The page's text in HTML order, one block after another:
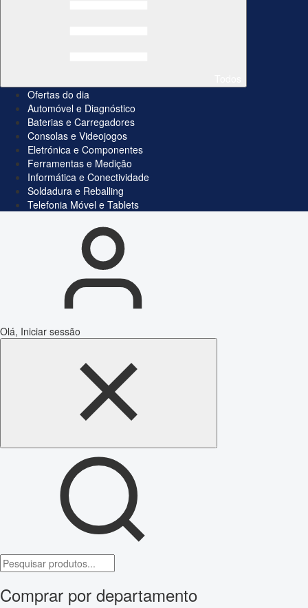
Ofertas do dia
Automóvel e Diagnóstico
Baterias e Carregadores
Consolas e Videojogos
Eletrónica e Componentes
Ferramentas e Medição
Informática e Conectividade
Soldadura e Reballing
Telefonia Móvel e Tablets
Olá, Iniciar sessão
Comprar por departamento